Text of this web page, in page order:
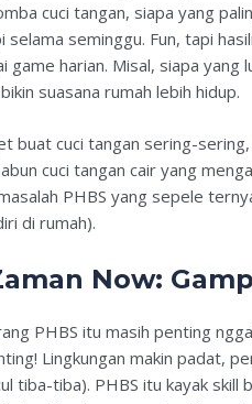
cuci tangan, siapa yang
seminggu. Fun, tapi
game harian. Misal, siapa yang
suasana rumah lebih hidup.
buat cuci tangan sering-
cuci tangan cair yang
PHBS yang sepele
di rumah).
Now:
PHBS itu masih penting
Lingkungan makin padat,
tiba-tiba). PHBS itu kayak skill